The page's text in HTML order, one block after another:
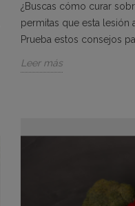
¿Buscas cómo curar
permitas que esta lesión
Prueba estos consejos
Leer más